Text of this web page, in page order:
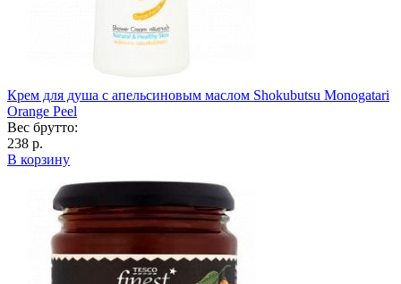
Крем для душа с апельсиновым маслом Shokubutsu Monogatari
Orange Peel
Вес брутто:
238 р.
В корзину